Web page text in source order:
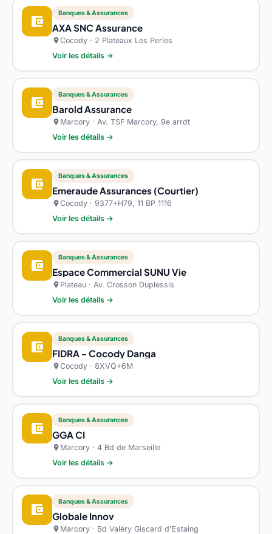
account_balance_wallet
Banques & Assurances
AXA SNC Assurance
location_onCocody · 2 Plateaux Les Perles
Voir les détails →
account_balance_wallet
Banques & Assurances
Barold Assurance
location_on Marcory · Av. TSF Marcory, 9e arrdt
Voir les détails →
account_balance_wallet
Banques & Assurances
Emeraude Assurances (Courtier)
location_onCocody · 9377+H79, 11 BP 1116
Voir les détails →
account_balance_wallet
Banques & Assurances
Espace Commercial SUNU Vie
location_on Plateau · Av. Crosson Duplessis
Voir les détails →
account_balance_wallet
Banques & Assurances
FIDRA - Cocody Danga
location_onCocody · 8XVQ+6M
Voir les détails →
account_balance_wallet
Banques & Assurances
GGA CI
location_on Marcory · 4 Bd de Marseille
Voir les détails →
account_balance_wallet
Banques & Assurances
Globale Innov
location_on Marcory · Bd Valéry Giscard d'Estaing